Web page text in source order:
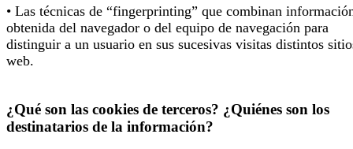
• Las técnicas de “fingerprinting” que combinan
obtenida del navegador o del equipo de navegación para
distinguir a un usuario en sus sucesivas visitas distintos
web.
¿Qué son las cookies de terceros? ¿Quiénes son los
destinatarios de la información?